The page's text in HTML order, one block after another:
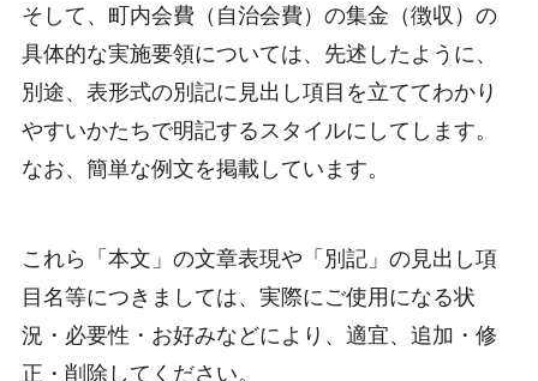
そして、町内会費（自治会費）の集金（徴収）の
具体的な実施要領については、先述したように、
別途、表形式の別記に見出し項目を立ててわかり
やすいかたちで明記するスタイルにしてします。
なお、簡単な例文を掲載しています。
これら「本文」の文章表現や「別記」の見出し項
目名等につきましては、実際にご使用になる状
況・必要性・お好みなどにより、適宜、追加・修
正・削除してください。